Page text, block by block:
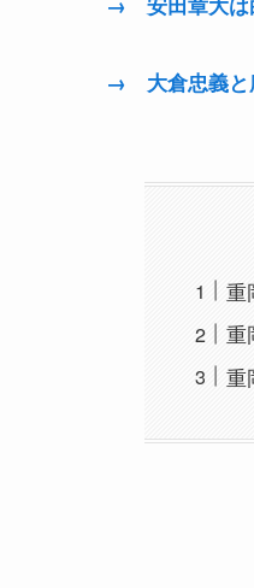
→ 大倉忠義と
重
重
重